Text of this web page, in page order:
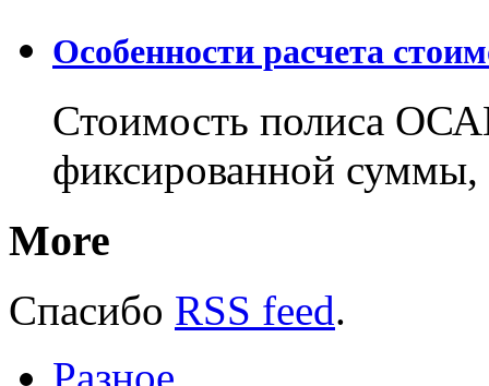
Особенности расчета
Стоимость полиса
фиксированной
More
Спасибо RSS feed.